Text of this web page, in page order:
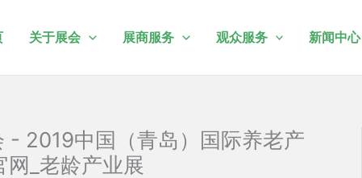
关于展会 展商服务 观众服务 新闻中心
- 2019中国（青岛）国际养老产
_老龄产业展